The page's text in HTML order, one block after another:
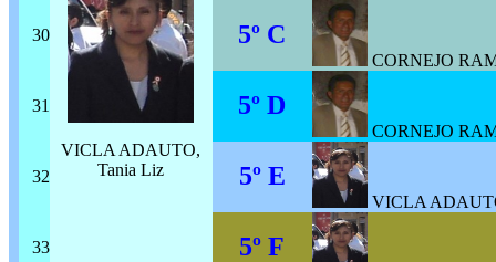
VICLA ADAUTO,
Tania Liz
30 5º C
CORNEJO
31 5º D
CORNEJO
32 5º E
VICLA
33 5º F